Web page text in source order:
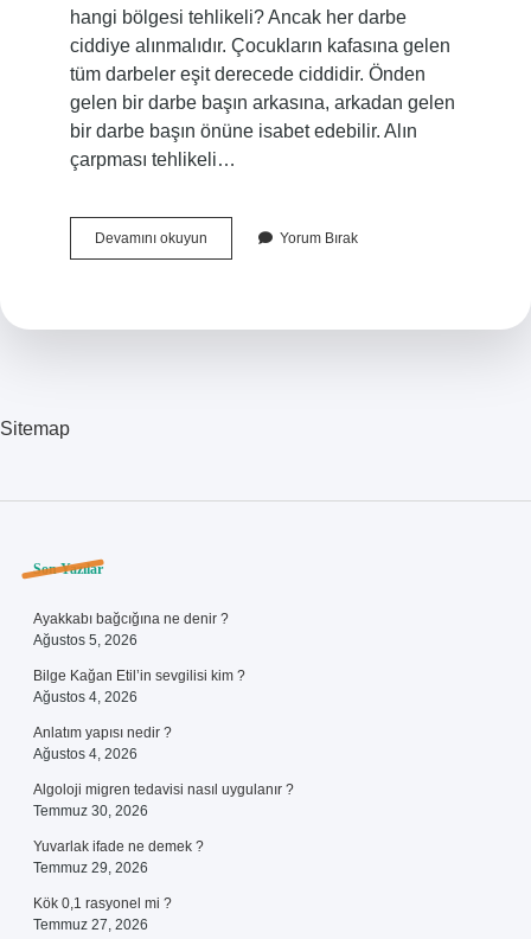
hangi bölgesi tehlikeli? Ancak her darbe
ciddiye alınmalıdır. Çocukların kafasına gelen
tüm darbeler eşit derecede ciddidir. Önden
gelen bir darbe başın arkasına, arkadan gelen
bir darbe başın önüne isabet edebilir. Alın
çarpması tehlikeli…
Devamını okuyunBebeğim
Düştü
Yorum Bırak
Sitemap
Sidebar
Son Yazılar
Ayakkabı bağcığına ne denir ?
Ağustos 5, 2026
Bilge Kağan Etil’in sevgilisi kim ?
Ağustos 4, 2026
Anlatım yapısı nedir ?
Ağustos 4, 2026
Algoloji migren tedavisi nasıl uygulanır ?
Temmuz 30, 2026
Yuvarlak ifade ne demek ?
Temmuz 29, 2026
Kök 0,1 rasyonel mi ?
Temmuz 27, 2026